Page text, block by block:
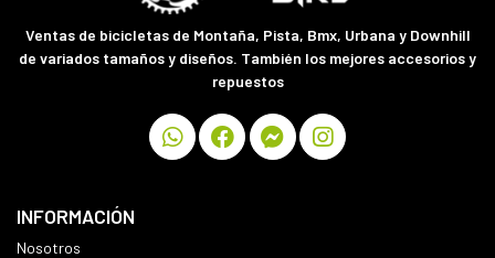
Ventas de bicicletas de Montaña, Pista, Bmx, Urbana y Downhill
de variados tamaños y diseños. También los mejores accesorios y
repuestos
INFORMACIÓN
Nosotros